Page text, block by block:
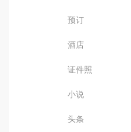
预订
酒店
证件照
小说
头条